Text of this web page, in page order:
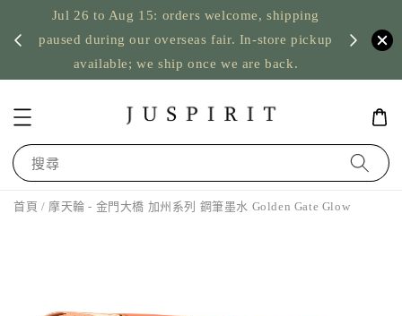
Jul 26 to Aug 15: orders welcome, shipping
paused during our overseas fair. In-store pickup
available; we ship once we are back.
US
搜尋
首頁 / 摩天輪 - 金門大橋 加州系列 鋼筆墨水 Golden Gate Glow